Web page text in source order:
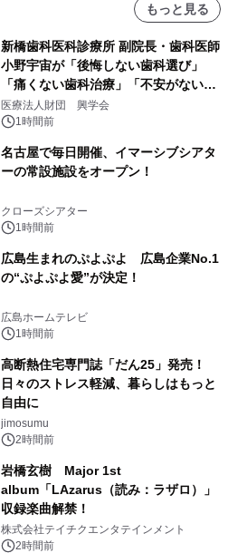
もっと見る
新橋歯科医科診療所 副院長・歯科医師
小野宇宙が「後悔しない歯科選び」
「痛くない歯科治療」「不安がない治
療計画」をテーマに専門監修
医療法人財団 興学会
1時間前
名古屋で毎日開催、イマーシブシアタ
ーの常設施設をオープン！
クローズシアター
1時間前
広島生まれのぷよぷよ 広島企業No.1
の“ぷよぷよ愛”が決定！
広島ホームテレビ
1時間前
高断熱住宅専門誌「だん25」発売！
日々のストレス軽減、暮らしはもっと
自由に
jimosumu
2時間前
岩橋玄樹 Major 1st
album「LAzarus（読み：ラザロ）」
収録楽曲解禁！
株式会社テイチクエンタテインメント
2時間前